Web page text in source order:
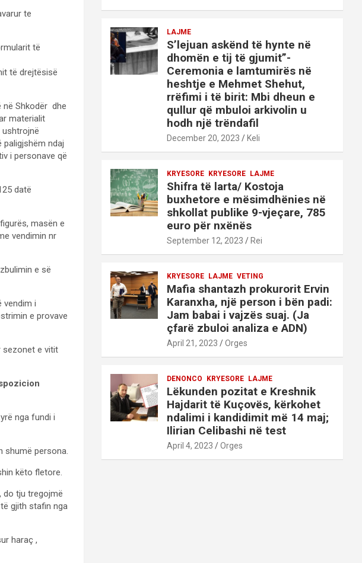
te
të
të drejtësisë
në Shkodër dhe
materialit
ushtrojnë
paligjshëm ndaj
i personave që
datë
masën e
vendimin nr
e së
vendim i
e provave
sezonet e vitit
nga fundi i
shumë persona.
këto fletore.
do tju tregojmë
gjith stafin nga
haraç ,
LAJME
S’lejuan askënd të hynte në
dhomën e tij të gjumit”-
Ceremonia e lamtumirës në
heshtje e Mehmet Shehut,
rrëfimi i të birit: Mbi dheun e
qullur që mbuloi arkivolin u
hodh një trëndafil
December 20, 2023 Keli
KRYESORE KRYESORE LAJME
Shifra të larta/ Kostoja
buxhetore e mësimdhënies në
shkollat publike 9-vjeçare, 785
euro për nxënës
September 12, 2023 Rei
KRYESORE LAJME VETING
Mafia shantazh prokurorit Ervin
Karanxha, një person i bën padi:
Jam babai i vajzës suaj. (Ja
çfarë zbuloi analiza e ADN)
April 21, 2023 Orges
DENONCO KRYESORE LAJME
Lëkunden pozitat e Kreshnik
Hajdarit të Kuçovës, kërkohet
ndalimi i kandidimit më 14 maj;
Ilirian Celibashi në test
April 4, 2023 Orges